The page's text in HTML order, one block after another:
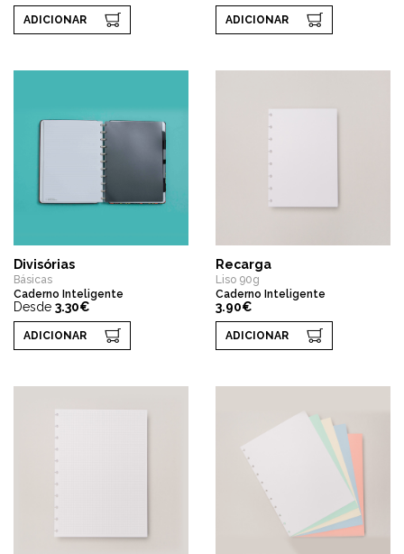
ADICIONAR ADICIONAR
Divisórias
Básicas
Caderno Inteligente
Desde 3.30€
ADICIONAR
Recarga
Liso 90g
Caderno Inteligente
3.90€
ADICIONAR